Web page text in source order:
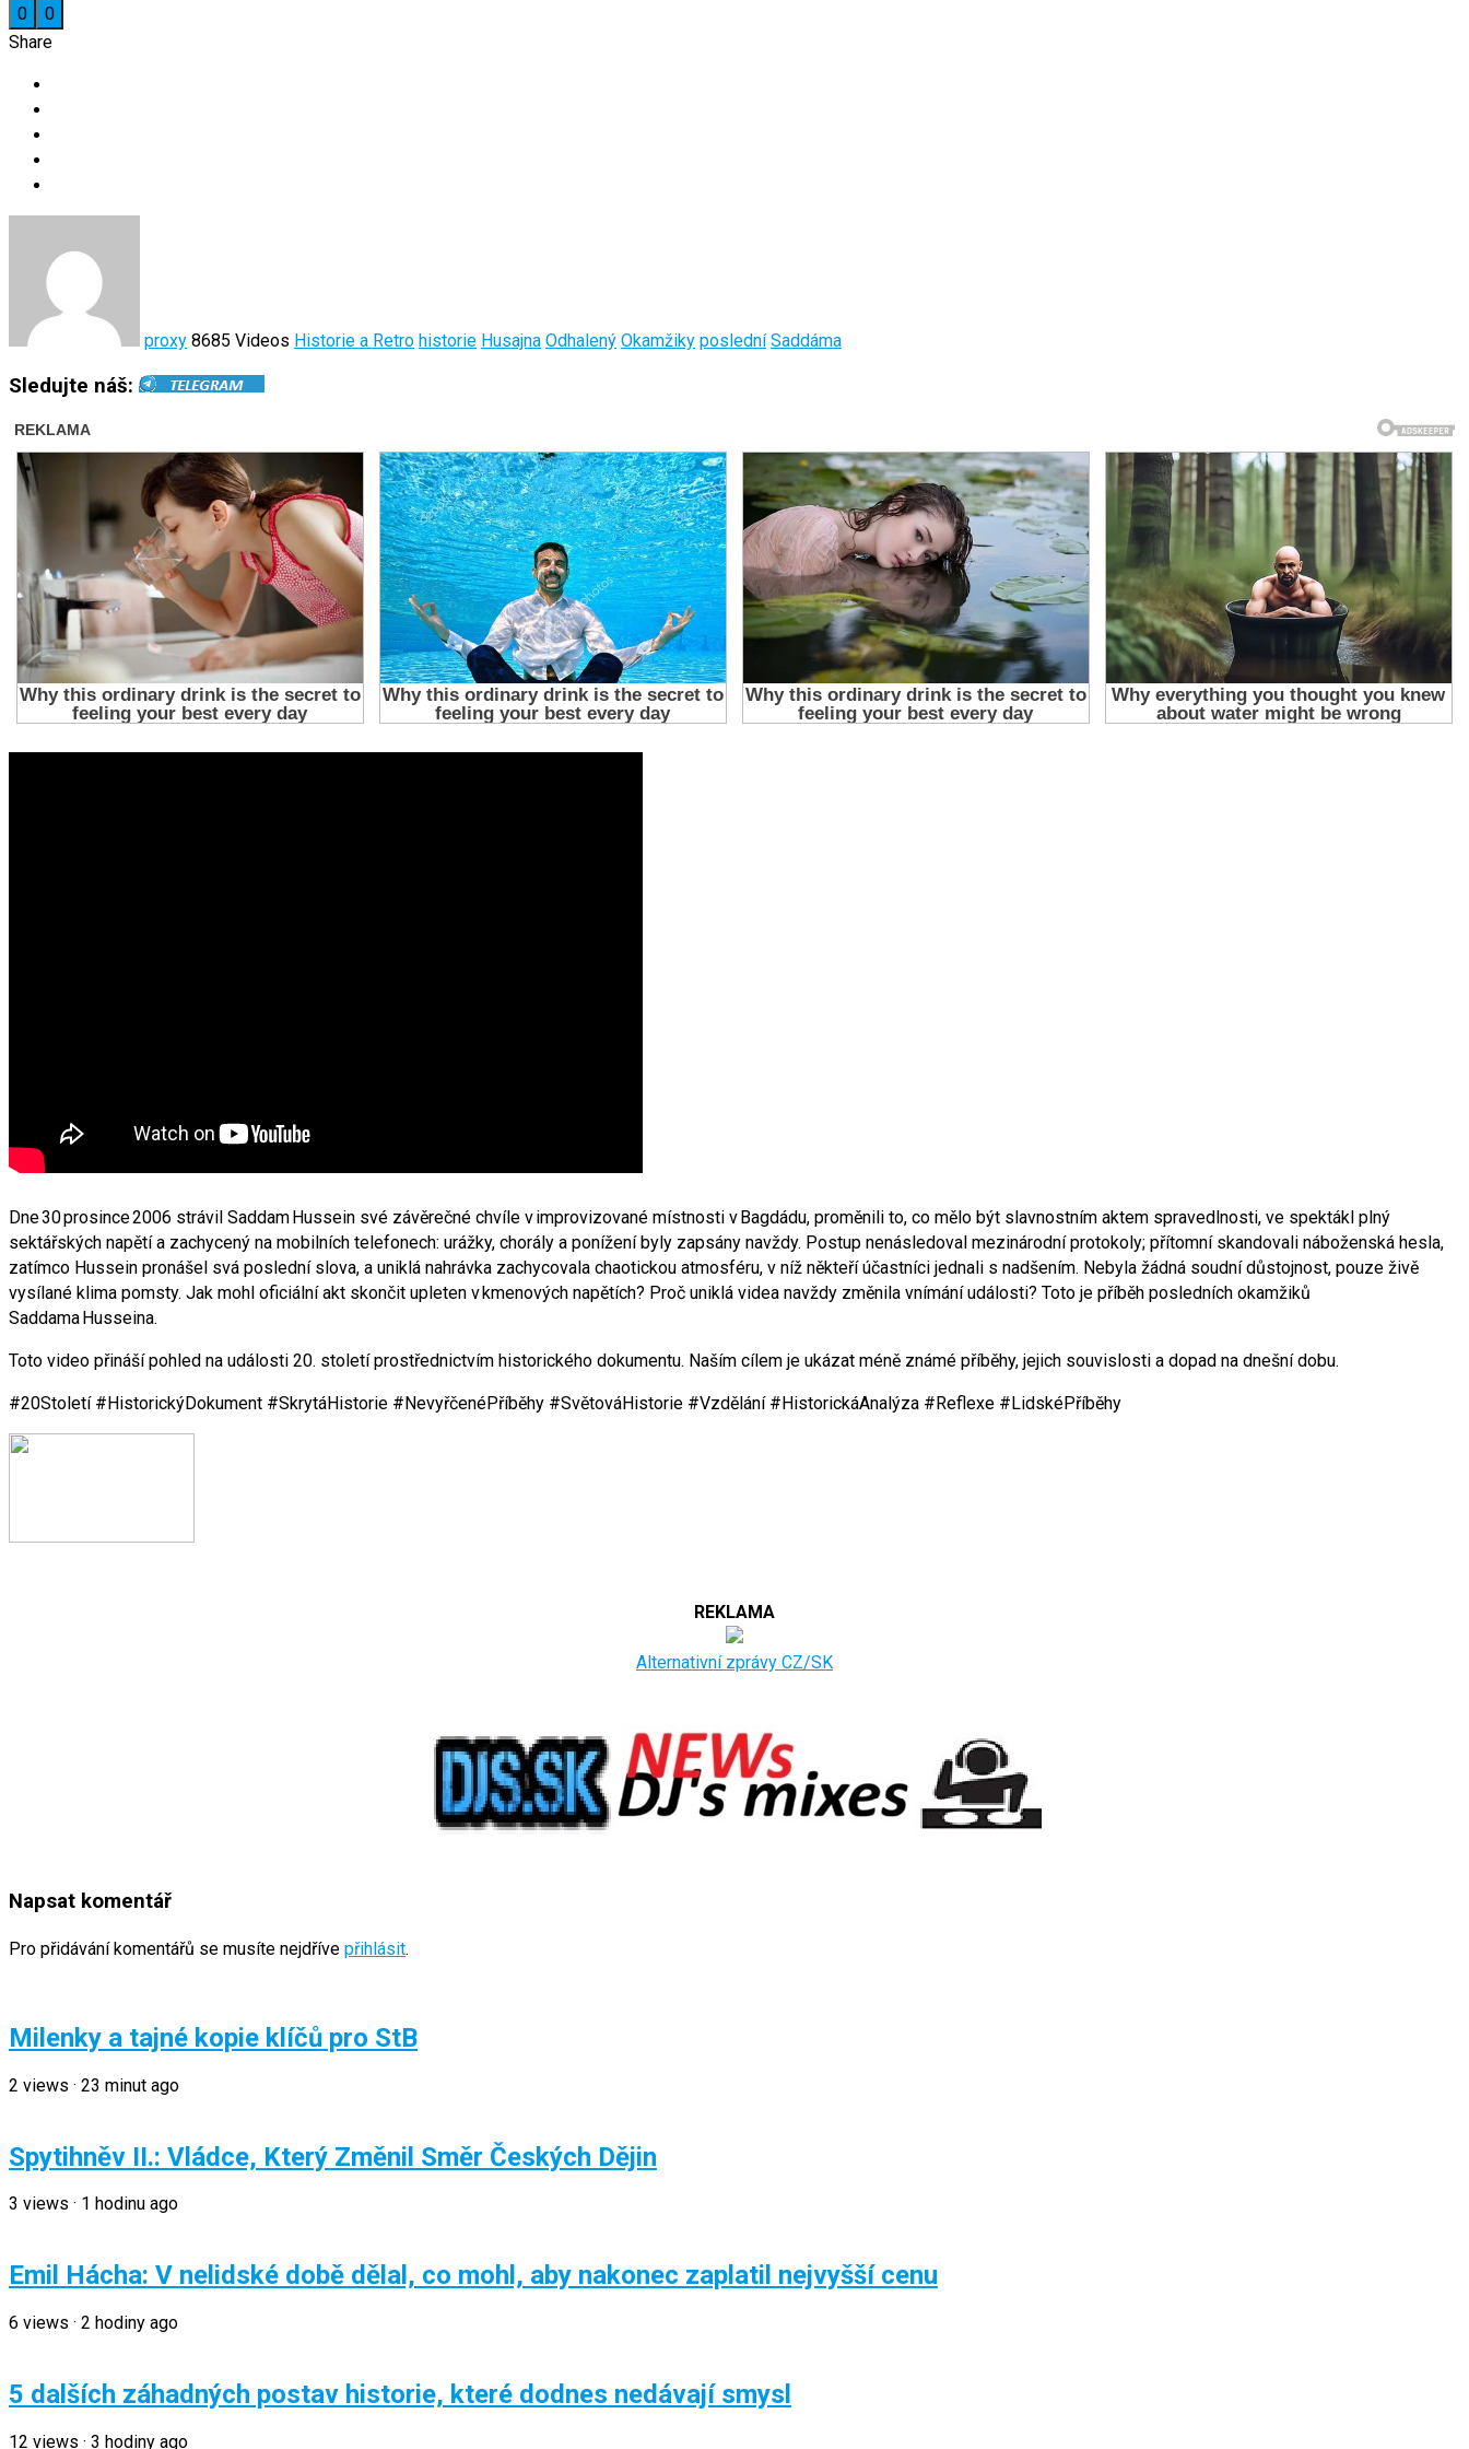
0
0
Share
proxy 8685 Videos Historie a Retro historie Husajna Odhalený Okamžiky poslední Saddáma
Sledujte náš:
Dne 30 prosince 2006 strávil Saddam Hussein své závěrečné chvíle v improvizované místnosti v Bagdádu, proměnili to, co mělo být slavnostním aktem spravedlnosti, ve spektákl plný
sektářských napětí a zachycený na mobilních telefonech: urážky, chorály a ponížení byly zapsány navždy. Postup nenásledoval mezinárodní protokoly; přítomní skandovali náboženská hesla,
zatímco Hussein pronášel svá poslední slova, a uniklá nahrávka zachycovala chaotickou atmosféru, v níž někteří účastníci jednali s nadšením. Nebyla žádná soudní důstojnost, pouze živě
vysílané klima pomsty. Jak mohl oficiální akt skončit upleten v kmenových napětích? Proč uniklá videa navždy změnila vnímání události? Toto je příběh posledních okamžiků
Saddama Husseina.
Toto video přináší pohled na události 20. století prostřednictvím historického dokumentu. Naším cílem je ukázat méně známé příběhy, jejich souvislosti a dopad na dnešní dobu.
#20Století #HistorickýDokument #SkrytáHistorie #NevyřčenéPříběhy #SvětováHistorie #Vzdělání #HistorickáAnalýza #Reflexe #LidskéPříběhy
REKLAMA
Alternativní zprávy CZ/SK
Napsat komentář
Pro přidávání komentářů se musíte nejdříve přihlásit.
Milenky a tajné kopie klíčů pro StB
2 views · 23 minut ago
Spytihněv II.: Vládce, Který Změnil Směr Českých Dějin
3 views · 1 hodinu ago
Emil Hácha: V nelidské době dělal, co mohl, aby nakonec zaplatil nejvyšší cenu
6 views · 2 hodiny ago
5 dalších záhadných postav historie, které dodnes nedávají smysl
12 views · 3 hodiny ago